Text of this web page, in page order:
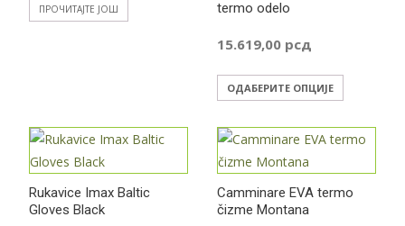
ПРОЧИТАЈТЕ ЈОШ termo odelo
15.619,00 рсд
ОДАБЕРИТЕ ОПЦИЈЕ
има
Опције
Rukavice Imax Baltic
Gloves Black
Camminare EVA termo
čizme Montana